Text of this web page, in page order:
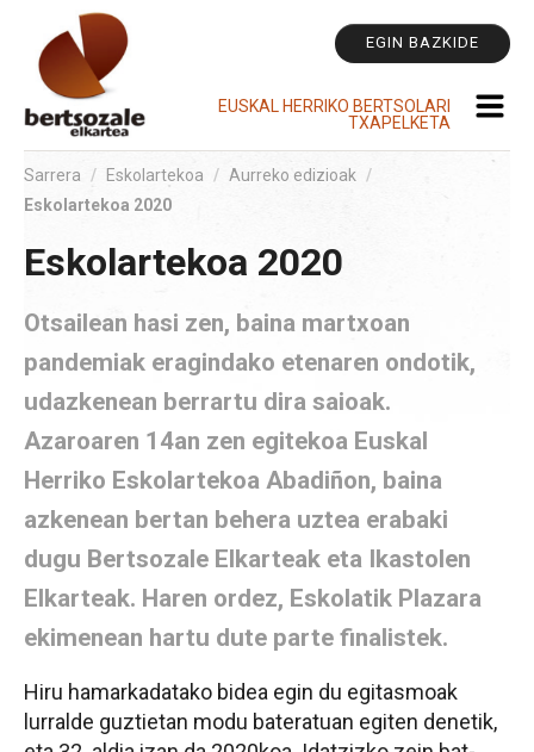
Edukira
salto
egin
|
Salto
EGIN BAZKIDE
EUSKAL HERRIKO BERTSOLARI
TXAPELKETA
Sarrera / Eskolartekoa / Aurreko edizioak
/
Eskolartekoa 2020
Eskolartekoa 2020
Otsailean hasi zen, baina martxoan
pandemiak eragindako etenaren ondotik,
udazkenean berrartu dira saioak.
Azaroaren 14an zen egitekoa Euskal
Herriko Eskolartekoa Abadiñon, baina
azkenean bertan behera uztea erabaki
dugu Bertsozale Elkarteak eta Ikastolen
Elkarteak. Haren ordez, Eskolatik Plazara
ekimenean hartu dute parte finalistek.
Hiru hamarkadatako bidea egin du egitasmoak
lurralde guztietan modu bateratuan egiten denetik,